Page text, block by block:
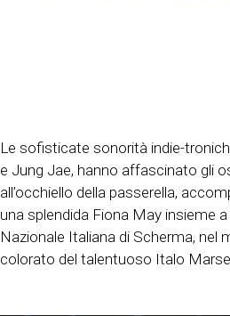
Le sofisticate sonorità indie-
e Jung Jae, hanno affascinato gli
all’occhiello della passerella,
una splendida Fiona May insieme
Nazionale Italiana di Scherma, nel
colorato del talentuoso Italo